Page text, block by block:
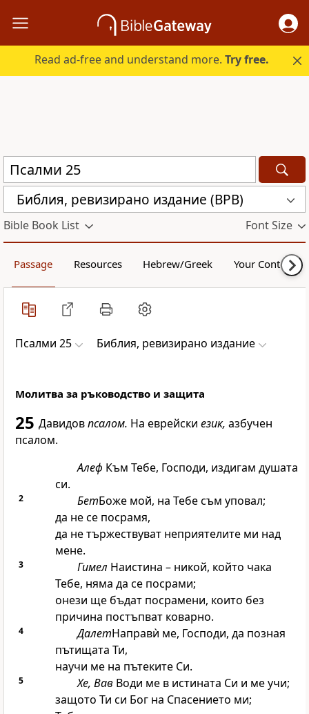
Read ad-free and understand more.Try free.
Библия, ревизирано издание (BPB)
Bible Book List Font Size
Passage Resources Hebrew/Greek Your Content
Псалми 25 Библия, ревизирано издание
Молитва за ръководство и защита
25 Давидовпсалом. На еврейски език, азбучен
псалом.
Алеф Към Тебе, Господи, издигам душата
си.
2 БетБоже мой, на Тебе съм уповал;
да не се посрамя,
да не тържествуват неприятелите ми над
мене.
3 Гимел Наистина – никой, който чака
Тебе, няма да се посрами;
онези ще бъдат посрамени, които без
причина постъпват коварно.
4 ДалетНаправѝ ме, Господи, да позная
пътищата Ти,
научи ме на пътеките Си.
5 Хе, ВавВоди ме в истината Си и ме учи;
защото Ти си Бог на Спасението ми;